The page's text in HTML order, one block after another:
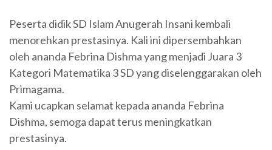
Peserta didik SD Islam Anugerah Insani kembali
menorehkan prestasinya. Kali ini dipersembahkan
oleh ananda Febrina Dishma yang menjadi Juara 3
Kategori Matematika 3 SD yang diselenggarakan oleh
Primagama.
Kami ucapkan selamat kepada ananda Febrina
Dishma, semoga dapat terus meningkatkan
prestasinya.